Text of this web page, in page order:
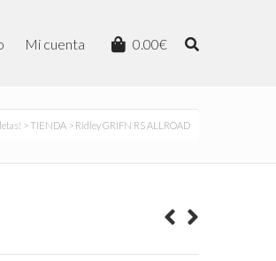
0.00€
Mi cuenta
>TIENDA > Ridley GRIFN RS ALLROAD